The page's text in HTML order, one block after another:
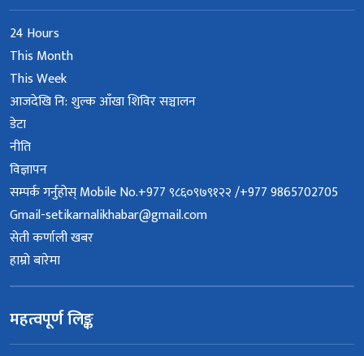
24 Hours
This Month
This Week
आजदेखि नि: शुल्क आँखा शिविर सञ्चालन
डेटा
नीति
विज्ञापन
सम्पर्क गर्नुहोस् Mobile No.+977 ९८६०९७९१२२ /+977 9865702705
Gmail-setikarnalikhabar@gmail.com
सेती कर्णाली खबर
हाम्रो बारेमा
महत्वपूर्ण लिङ्क